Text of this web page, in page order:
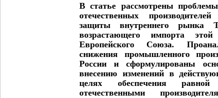
В статье рассмотрены проблемы
отечественных
защиты внутреннего рынка
возрастающего импорта
Европейского Союза.
снижения промышленного
России и сформулированы
внесению изменений в
целях обеспечения
отечественными